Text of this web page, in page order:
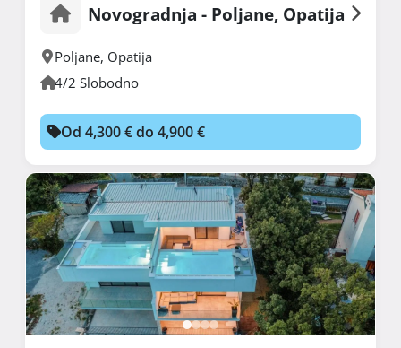
Novogradnja - Poljane, Opatija
Poljane, Opatija
4/2 Slobodno
Od 4,300 € do 4,900 €